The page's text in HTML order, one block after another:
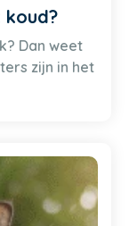
Dan weet
zijn in het